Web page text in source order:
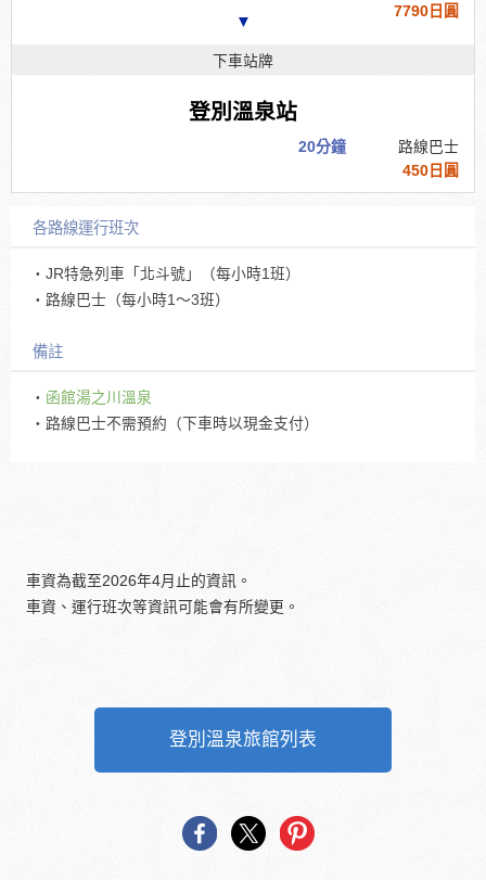
7790日圓
▼
下車站牌
登別溫泉站
20分鐘
路線巴士
450日圓
各路線運行班次
・JR特急列車「北斗號」（每小時1班）
・路線巴士（每小時1～3班）
備註
・ 函館湯之川溫泉
・路線巴士不需預約（下車時以現金支付）
車資為截至2026年4月止的資訊。
車資、運行班次等資訊可能會有所變更。
登別溫泉旅館列表